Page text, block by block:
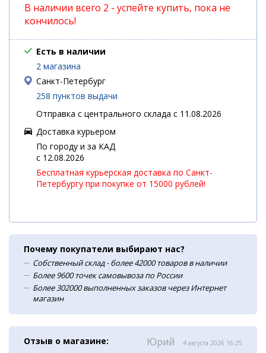
В наличии всего 2 - успейте купить, пока не
кончилось!
Есть в наличии
2 магазина
Санкт-Петербург
258 пунктов выдачи
Отправка с центрального склада с 11.08.2026
Доставка курьером
По городу и за КАД
c 12.08.2026
Бесплатная курьерская доставка по Санкт-
Петербургу при покупке от 15000 рублей!
Почему покупатели выбирают нас?
Собственный склад - более 42000 товаров в наличии
Более 9600 точек самовывоза по России
Более 302000 выполненных заказов через Интернет
магазин
Отзыв о магазине: Юрий 4 августа 2026 16:25